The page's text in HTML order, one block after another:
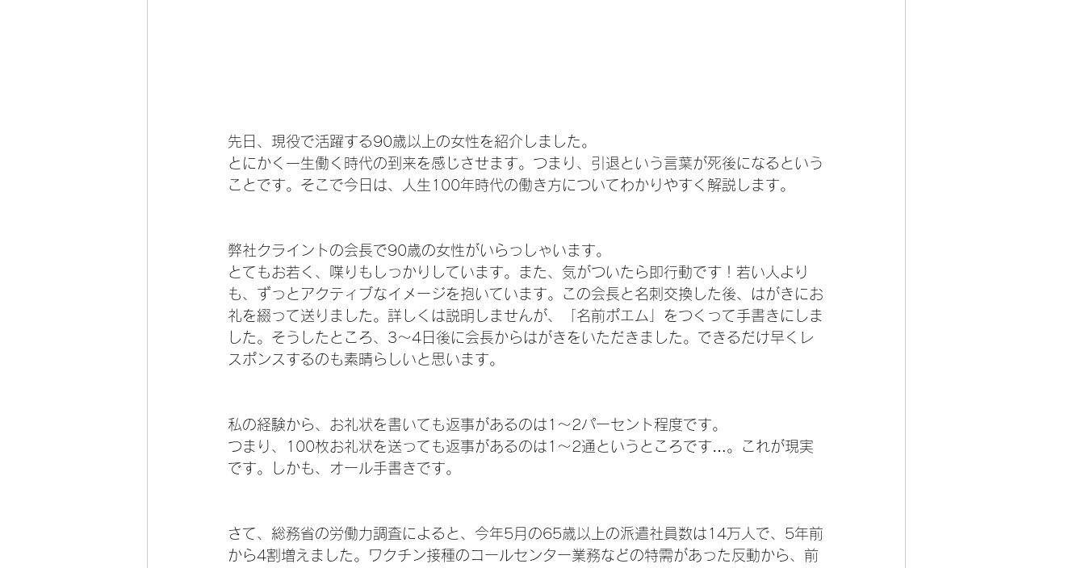
先日、現役で活躍する90歳以上の女性を紹介しました。
とにかく一生働く時代の到来を感じさせます。つまり、引退という言葉が死後になるという
ことです。そこで今日は、人生100年時代の働き方についてわかりやすく解説します。
弊社クライントの会長で90歳の女性がいらっしゃいます。
とてもお若く、喋りもしっかりしています。また、気がついたら即行動です！若い人より
も、ずっとアクティブなイメージを抱いています。この会長と名刺交換した後、はがきにお
礼を綴って送りました。詳しくは説明しませんが、「名前ポエム」をつくって手書きにしま
した。そうしたところ、3～4日後に会長からはがきをいただきました。できるだけ早くレ
スポンスするのも素晴らしいと思います。
私の経験から、お礼状を書いても返事があるのは1～2パーセント程度です。
つまり、100枚お礼状を送っても返事があるのは1～2通というところです…。これが現実
です。しかも、オール手書きです。
さて、総務省の労働力調査によると、今年5月の65歳以上の派遣社員数は14万人で、5年前
から4割増えました。ワクチン接種のコールセンター業務などの特需があった反動から、前